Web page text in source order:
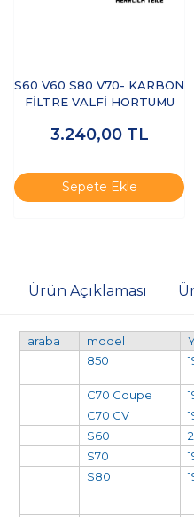
S60 V60 S80 V70- KARBON
FİLTRE VALFİ HORTUMU
3.240,00 TL
Sepete Ekle
Ürün Açıklaması
araba model
850
C70 Coupe
C70 CV
S60
S70
S80